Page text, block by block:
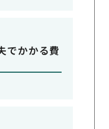
でかかる費